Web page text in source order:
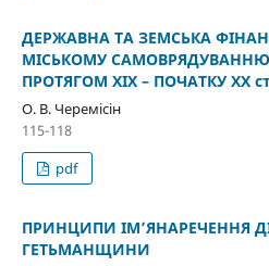
ДЕРЖАВНА ТА ЗЕМСЬКА
МІСЬКОМУ САМОВРЯДУВАННЮ
ПРОТЯГОМ XIX – ПОЧАТКУ XX
О. В. Черемісін
115-118
pdf
ПРИНЦИПИ ІМ’ЯНАРЕЧЕННЯ
ГЕТЬМАНЩИНИ